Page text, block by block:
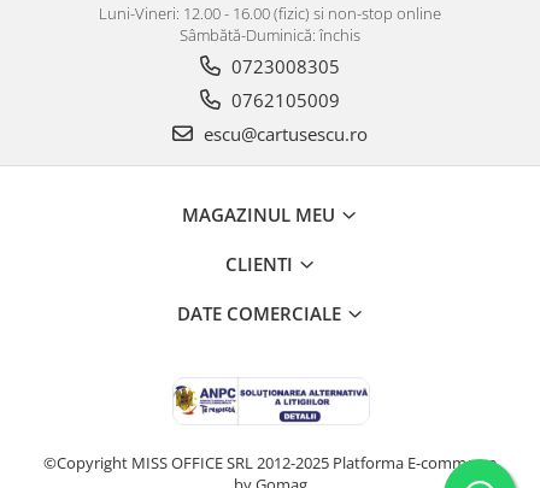
Luni-Vineri: 12.00 - 16.00 (fizic) si non-stop online
Sâmbătă-Duminică: închis
0723008305
0762105009
escu@cartusescu.ro
MAGAZINUL MEU
CLIENTI
DATE COMERCIALE
©Copyright MISS OFFICE SRL 2012-2025 Platforma E-commerce